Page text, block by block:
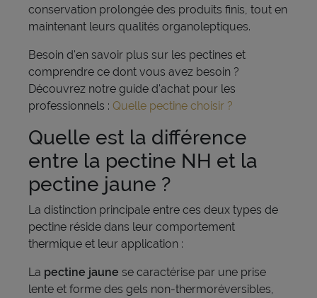
conservation prolongée des produits finis, tout en
maintenant leurs qualités organoleptiques.
Besoin d'en savoir plus sur les pectines et
comprendre ce dont vous avez besoin ?
Découvrez notre guide d'achat pour les
professionnels : Quelle pectine choisir ?
Quelle est la différence
entre la pectine NH et la
pectine jaune ?
La distinction principale entre ces deux types de
pectine réside dans leur comportement
thermique et leur application :
La pectine jaune se caractérise par une prise
lente et forme des gels non-thermoréversibles,